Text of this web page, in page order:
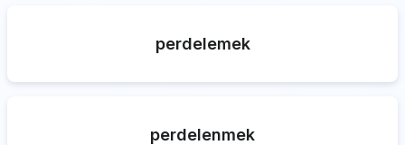
perdelemek
perdelenmek